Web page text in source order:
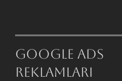
Google ADS
Reklamları